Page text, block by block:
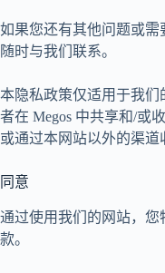
如果您还有其他问题或
随时与我们联系。
本隐私政策仅适用于我们
者在 Megos 中共享和/或
或通过本网站以外的渠道
同意
通过使用我们的网站，
款。